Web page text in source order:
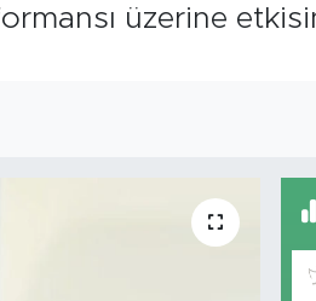
üzerine